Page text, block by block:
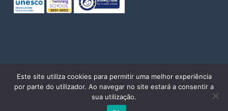
twitter facebookpinterestlinkedinyoutubeinstagram
Este site utiliza cookies para permitir uma melhor experiência
por parte do utilizador. Ao navegar no site estará a consentir a
sua utilização.